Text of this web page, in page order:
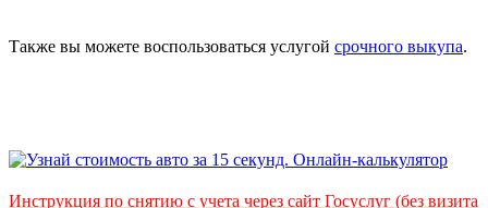
Также вы можете воспользоваться услугой срочного выкупа.
Инструкция по снятию с учета через сайт Госуслуг (без визита